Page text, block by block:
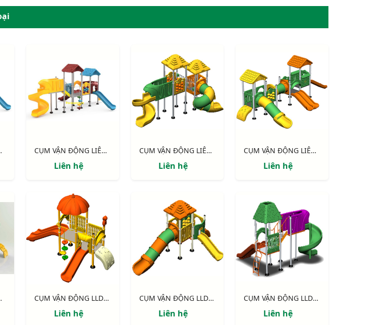
CỤM VẬN ĐỘNG LIÊN HOÀN LLDPE NIK155110HH
Liên hệ
CỤM VẬN ĐỘNG LIÊN HOÀN LLDPE NIK143090MM
Liên hệ
CỤM VẬN ĐỘNG LIÊN HOÀN LLDPE NIK155120NN
Liên hệ
CỤM VẬN ĐỘNG LLDPE NIK124060B
Liên hệ
CỤM VẬN ĐỘNG LLDPE NIK124060M
Liên hệ
CỤM VẬN ĐỘNG LLDPE NIK133070L
Liên hệ